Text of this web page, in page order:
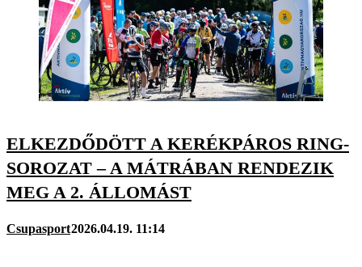
ELKEZDŐDÖTT A KERÉKPÁROS RING-
SOROZAT – A MÁTRÁBAN RENDEZIK
MEG A 2. ÁLLOMÁST
Csupasport2026.04.19. 11:14